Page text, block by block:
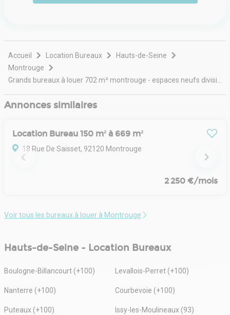
optimiser la performance immobilière et créer de la
Accueil Location Bureaux
Hauts-de-Seine
Montrouge
Grands bureaux à louer 702 m² montrouge - espaces neufs divisibles proche métro barbara
Annonces similaires
Location Bureau 150 m² à 669 m²
18 Rue De Saisset, 92120 Montrouge
2 250 €/mois
Voir tous les bureaux à louer à Montrouge
Hauts-de-Seine - Location Bureaux
Boulogne-Billancourt (+100) Levallois-Perret (+100)
Nanterre (+100) Courbevoie (+100)
Puteaux (+100) Issy-les-Moulineaux (93)